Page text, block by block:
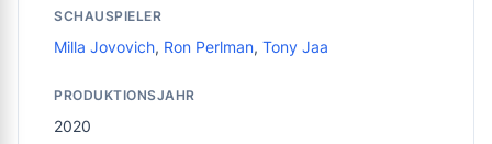
SCHAUSPIELER
Milla Jovovich, Ron Perlman, Tony Jaa
PRODUKTIONSJAHR
2020